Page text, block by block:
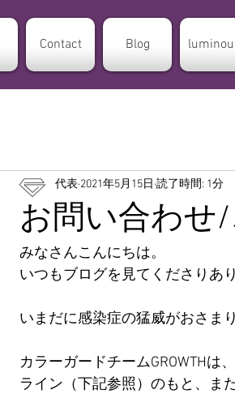
Contact Blog
お問い合わせ
代表 2021年5月15日 読了時間: 1分
みなさんこんにちは。
いつもブログを見てくださりあ
いまだに感染症の猛威がおさま
カラーガードチームGROWTH
ライン（下記参照）のもと、ま